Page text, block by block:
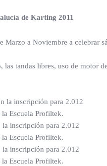
de Karting 2011
Marzo a Noviembre a celebrar
tandas libres, uso de motor
la inscripción para 2.012
Escuela Profiltek.
inscripción para 2.012
Escuela Profiltek.
inscripción para 2.012
Escuela Profiltek.